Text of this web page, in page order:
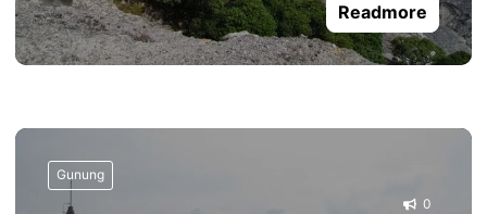
Readmore
Gunung
0